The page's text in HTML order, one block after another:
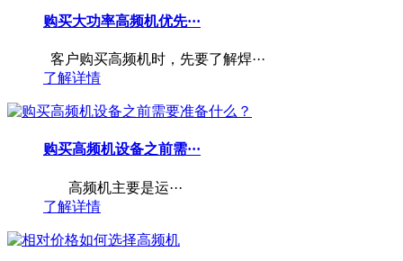
购买大功率高频机优先···
客户购买高频机时，先要了解焊···
了解详情
购买高频机设备之前需···
高频机主要是运···
了解详情